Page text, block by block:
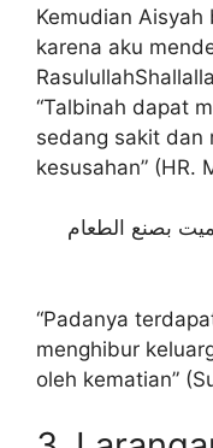
Kemudian Aisyah
karena aku
“Talbinah dapat
sedang sakit dan
kesusahan” (HR.
بصنع الطعام
“Padanya
menghibur
oleh kematian”